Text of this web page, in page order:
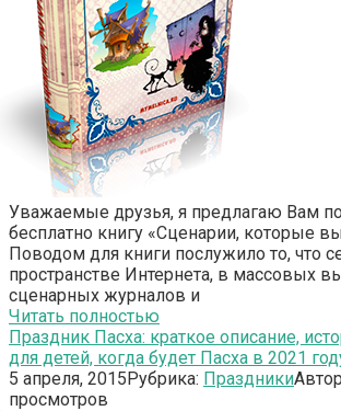
Уважаемые друзья, я предлагаю Вам
бесплатно книгу «Сценарии, которые
Поводом для книги послужило то, что
пространстве Интернета, в массовых
сценарных журналов и
Читать полностью
Праздник Пасха: краткое описание,
для детей, когда будет Пасха в 2021
5 апреля, 2015Рубрика: Праздники
просмотров